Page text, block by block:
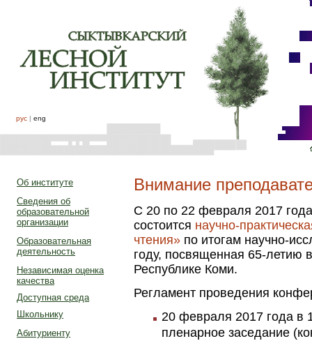
рус | eng
Об институте
Сведения об
образовательной
организации
Образовательная
деятельность
Независимая оценка
качества
Доступная среда
Школьнику
Абитуриенту
Внимание
С 20 по 22 февраля 2017
состоится научно-
чтения» по итогам научно-
году, посвященная 65-летию
Республике Коми.
Регламент проведения
20 февраля 2017 года в
пленарное заседание